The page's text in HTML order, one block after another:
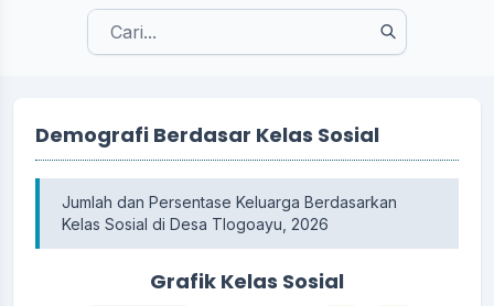
Demografi Berdasar Kelas Sosial
Jumlah dan Persentase Keluarga Berdasarkan
Kelas Sosial di Desa Tlogoayu, 2026
Grafik Kelas Sosial